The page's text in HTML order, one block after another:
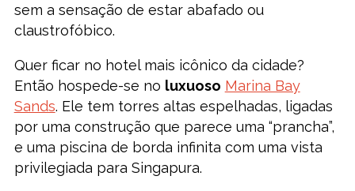
sem a sensação de estar abafado ou
claustrofóbico.
Quer ficar no hotel mais icônico da cidade?
Então hospede-se no luxuoso Marina Bay
Sands. Ele tem torres altas espelhadas, ligadas
por uma construção que parece uma “prancha”,
e uma piscina de borda infinita com uma vista
privilegiada para Singapura.